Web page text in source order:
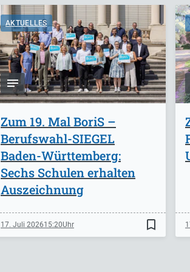
AKTUELLES
Zum 19. Mal BoriS –
Berufswahl-SIEGEL
Baden-Württemberg:
Sechs Schulen erhalten
Auszeichnung
17. Juli 202615:20 bookmark_border